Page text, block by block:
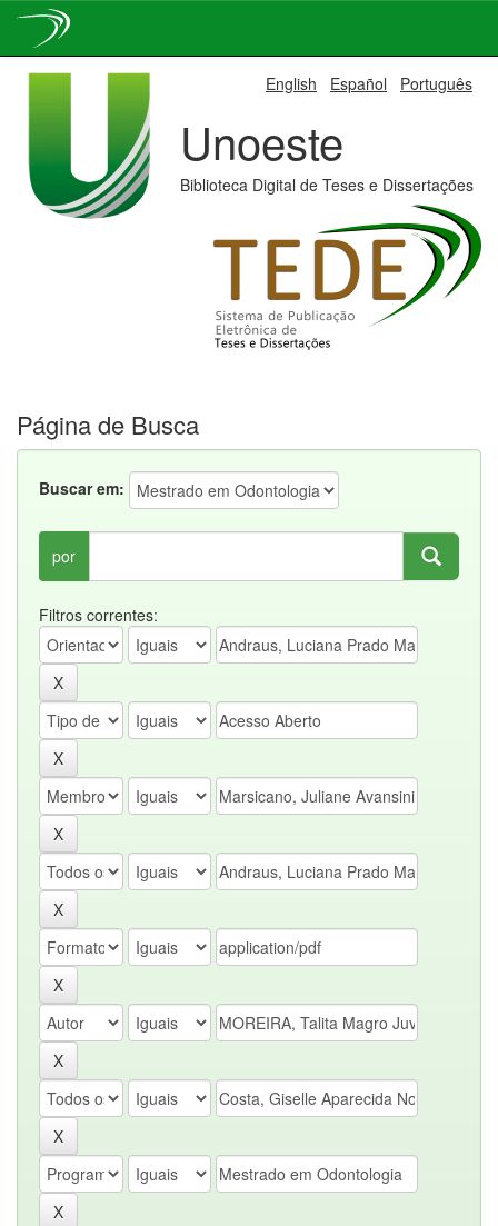
English Español Português
Unoeste
Biblioteca Digital de Teses e Dissertações
Página de Busca
Buscar em:
por
Filtros correntes: